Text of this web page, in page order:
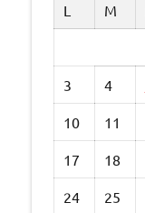
L
M
3 4
10 11
17 18
24 25